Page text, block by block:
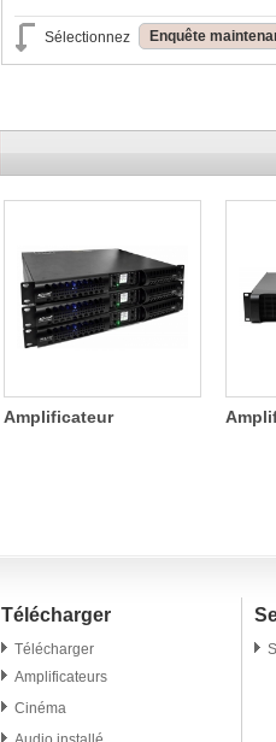
Sélectionnez Enquête
Amplificateur
Télécharger
Télécharger
Amplificateurs
Cinéma